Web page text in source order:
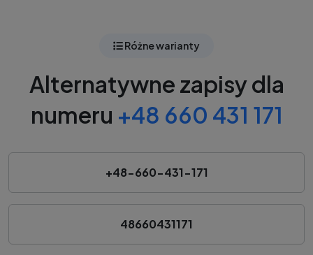
Różne warianty
Alternatywne zapisy dla
numeru +48 660 431 171
+48-660-431-171
48660431171